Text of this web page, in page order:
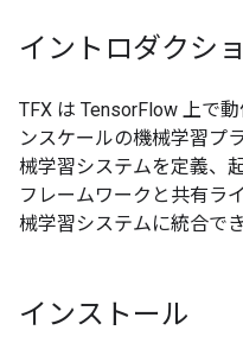
イントロダクシ
TFX は TensorFlow 上で
ンスケールの機械学習プ
械学習システムを定義、
フレームワークと共有ラ
械学習システムに統合で
インストール